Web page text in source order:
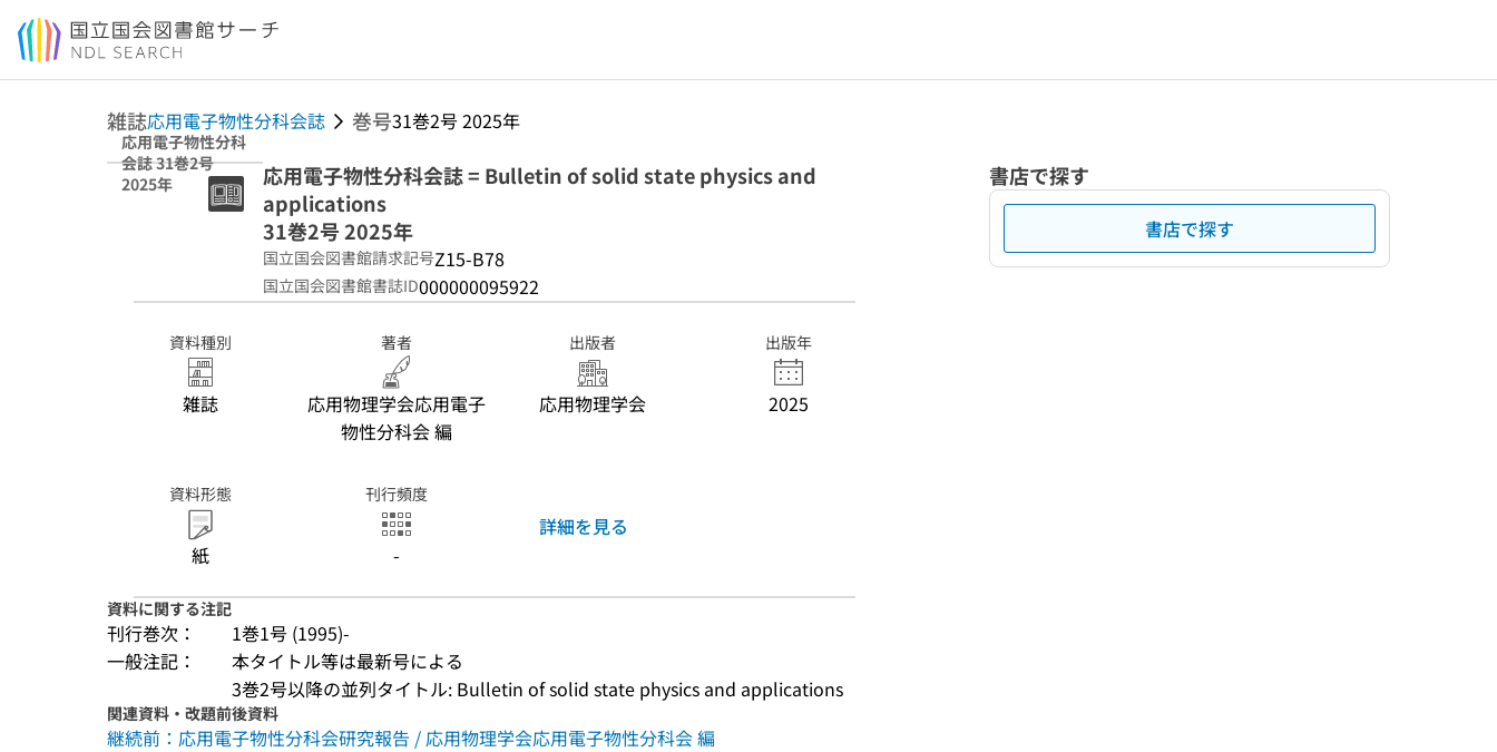
本文へ移動
雑誌応用電子物性分科会誌 巻号31巻2号 2025年
応用電子物性分科
会誌 31巻2号
2025年
応用電子物性分科会誌 = Bulletin of solid state physics and
applications
31巻2号 2025年
国立国会図書館請求記号Z15-B78
国立国会図書館書誌ID000000095922
資料種別
雑誌
著者
応用物理学会応用電子
物性分科会 編
出版者
応用物理学会
出版年
2025
資料形態
紙
刊行頻度
-
詳細を見る
資料に関する注記
刊行巻次：
1巻1号 (1995)-
一般注記：
本タイトル等は最新号による
3巻2号以降の並列タイトル: Bulletin of solid state physics and applications
関連資料・改題前後資料
継続前：応用電子物性分科会研究報告 / 応用物理学会応用電子物性分科会 編
書店で探す
書店で探す